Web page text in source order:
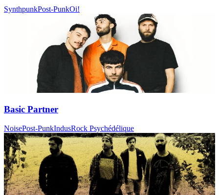
SynthpunkPost-PunkOi!
Basic Partner
NoisePost-PunkIndusRock Psychédélique